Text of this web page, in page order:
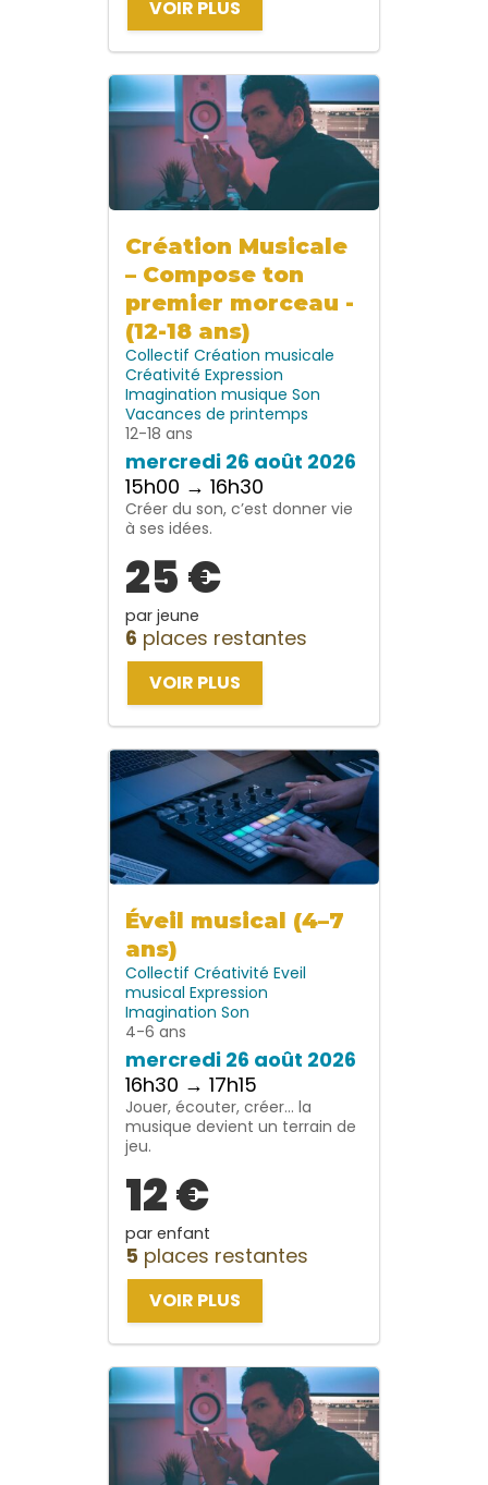
VOIR PLUS
Création Musicale
– Compose ton
premier morceau -
(12-18 ans)
Collectif Création musicale
Créativité Expression
Imagination musique Son
Vacances de printemps
12-18 ans
mercredi 26 août 2026
15h00 → 16h30
Créer du son, c’est donner vie
à ses idées.
25 €
par jeune
6 places restantes
VOIR PLUS
Éveil musical (4–7
ans)
Collectif Créativité Eveil
musical Expression
Imagination Son
4-6 ans
mercredi 26 août 2026
16h30 → 17h15
Jouer, écouter, créer… la
musique devient un terrain de
jeu.
12 €
par enfant
5 places restantes
VOIR PLUS